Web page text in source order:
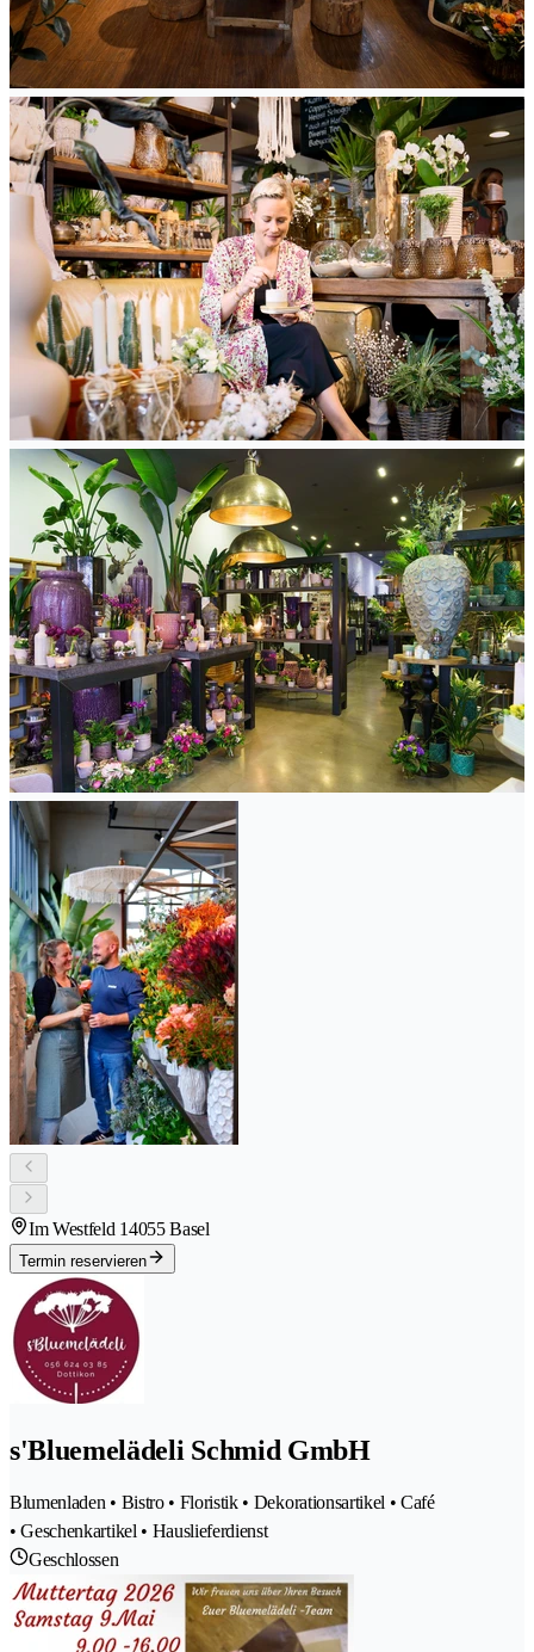
Im Westfeld 14055 Basel
Termin reservieren
s'Bluemelädeli Schmid GmbH
Blumenladen • Bistro • Floristik • Dekorationsartikel • Café
• Geschenkartikel • Hauslieferdienst
Geschlossen